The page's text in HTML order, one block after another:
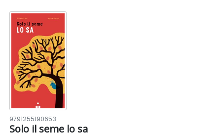
9791255190653
Solo il seme lo sa